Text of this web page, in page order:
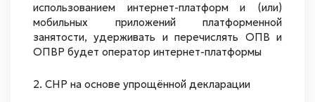
использованием интернет-платформ и (или)
мобильных приложений платформенной
занятости, удерживать и перечислять ОПВ и
ОПВР будет оператор интернет-платформы
2. СНР на основе упрощённой декларации